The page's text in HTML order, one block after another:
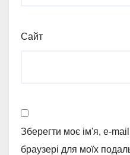
Сайт
Зберегти моє ім'я, e-
браузері для моїх